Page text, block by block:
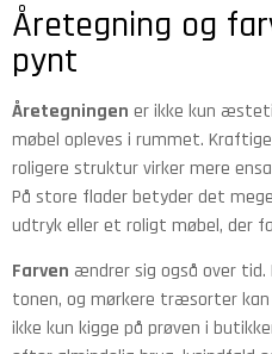
Åretegning og
pynt
Åretegningen er ikke kun
møbel opleves i rummet.
roligere struktur virker mere
På store flader betyder det
udtryk eller et roligt møbel, der
Farven ændrer sig også over
tonen, og mørkere træsorter
ikke kun kigge på prøven i